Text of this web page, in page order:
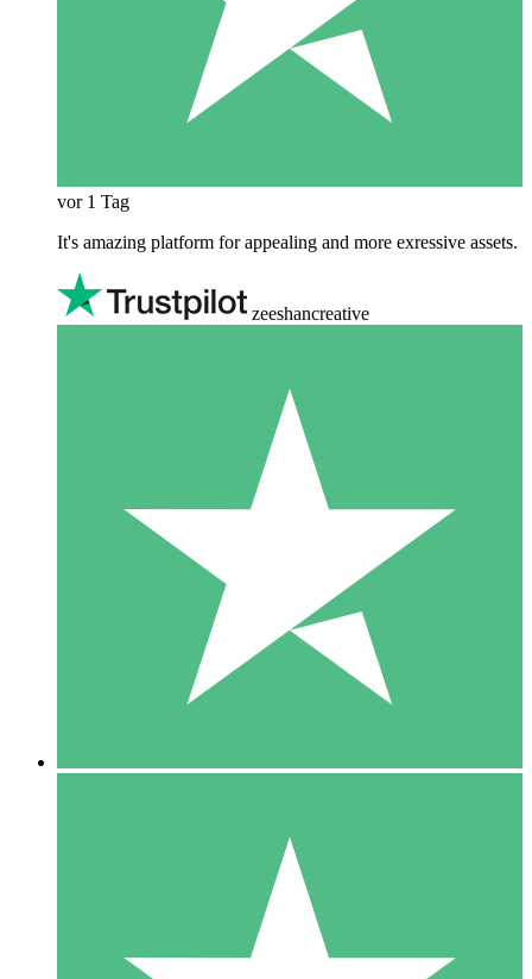
vor 1 Tag
It's amazing platform for appealing and more exressive assets.
zeeshancreative